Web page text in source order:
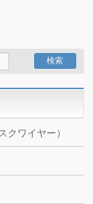
クワイヤー）